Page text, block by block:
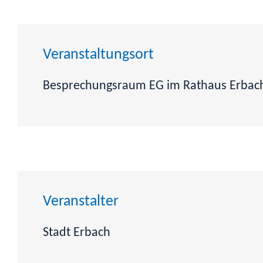
Veranstaltungsort
Besprechungsraum EG im Rathaus
Veranstalter
Stadt Erbach